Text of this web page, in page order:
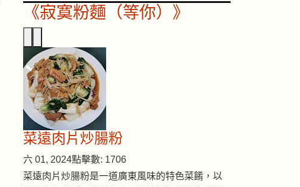
《寂寞粉麵（等你）》
菜遠肉片炒腸粉
六 01, 2024點擊數: 1706
菜遠肉片炒腸粉是一道廣東風味的特色菜餚，以